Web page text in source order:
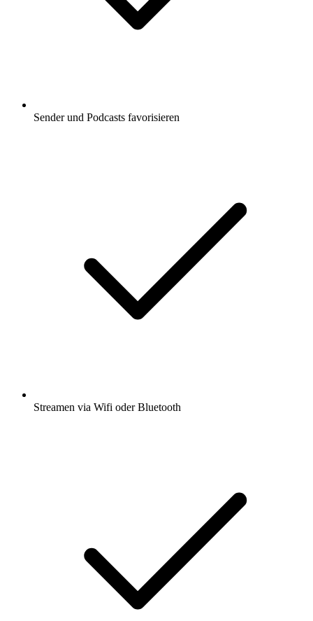
Sender und Podcasts favorisieren
Streamen via Wifi oder Bluetooth